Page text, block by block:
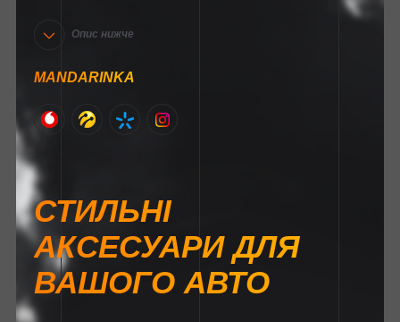
Опис нижче
MANDARINKA
СТИЛЬНІ
АКСЕСУАРИ ДЛЯ
ВАШОГО АВТО